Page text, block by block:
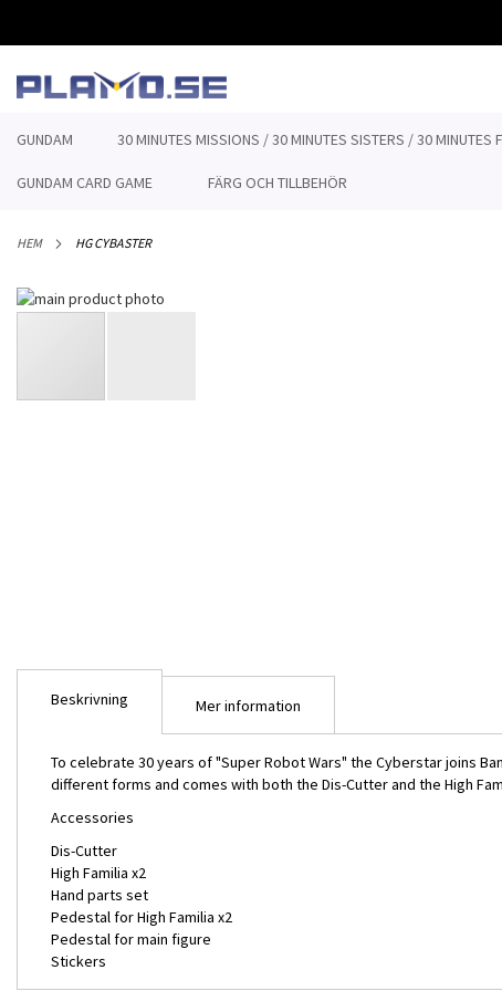
TILL
GUNDAM
30 MINUTES MISSIONS / 30 MINUTES SISTERS / 30 MINUTES
GUNDAM CARD GAME FÄRG OCH TILLBEHÖR
HEM HG CYBASTER
Hoppa
till
Beskrivning
To celebrate 30 years of "Super Robot Wars" the Cyberstar joins
different forms and comes with both the Dis-Cutter and the High
Accessories
Dis-Cutter
High Familia x2
Hand parts set
Pedestal for High Familia x2
Pedestal for main figure
Stickers
Mer information